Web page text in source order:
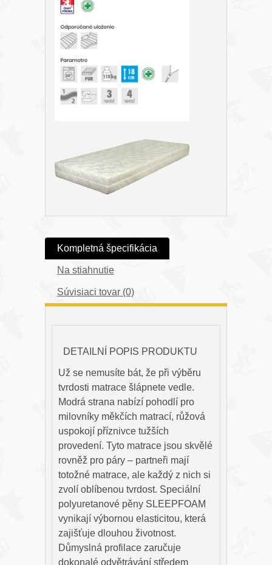
Kompletná špecifikácia
Na stiahnutie
Súvisiaci tovar (0)
DETAILNÍ POPIS PRODUKTU
Už se nemusíte bát, že při výběru
tvrdosti matrace šlápnete vedle.
Modrá strana nabízí pohodlí pro
milovníky měkčích matrací, růžová
uspokojí příznivce tužších
provedení. Tyto matrace jsou skvělé
rovněž pro páry – partneři mají
totožné matrace, ale každý z nich si
zvolí oblíbenou tvrdost. Speciální
polyuretanové pěny SLEEPFOAM
vynikají výbornou elasticitou, která
zajišťuje dlouhou životnost.
Důmyslná profilace zaručuje
dokonalé odvětrávání středem